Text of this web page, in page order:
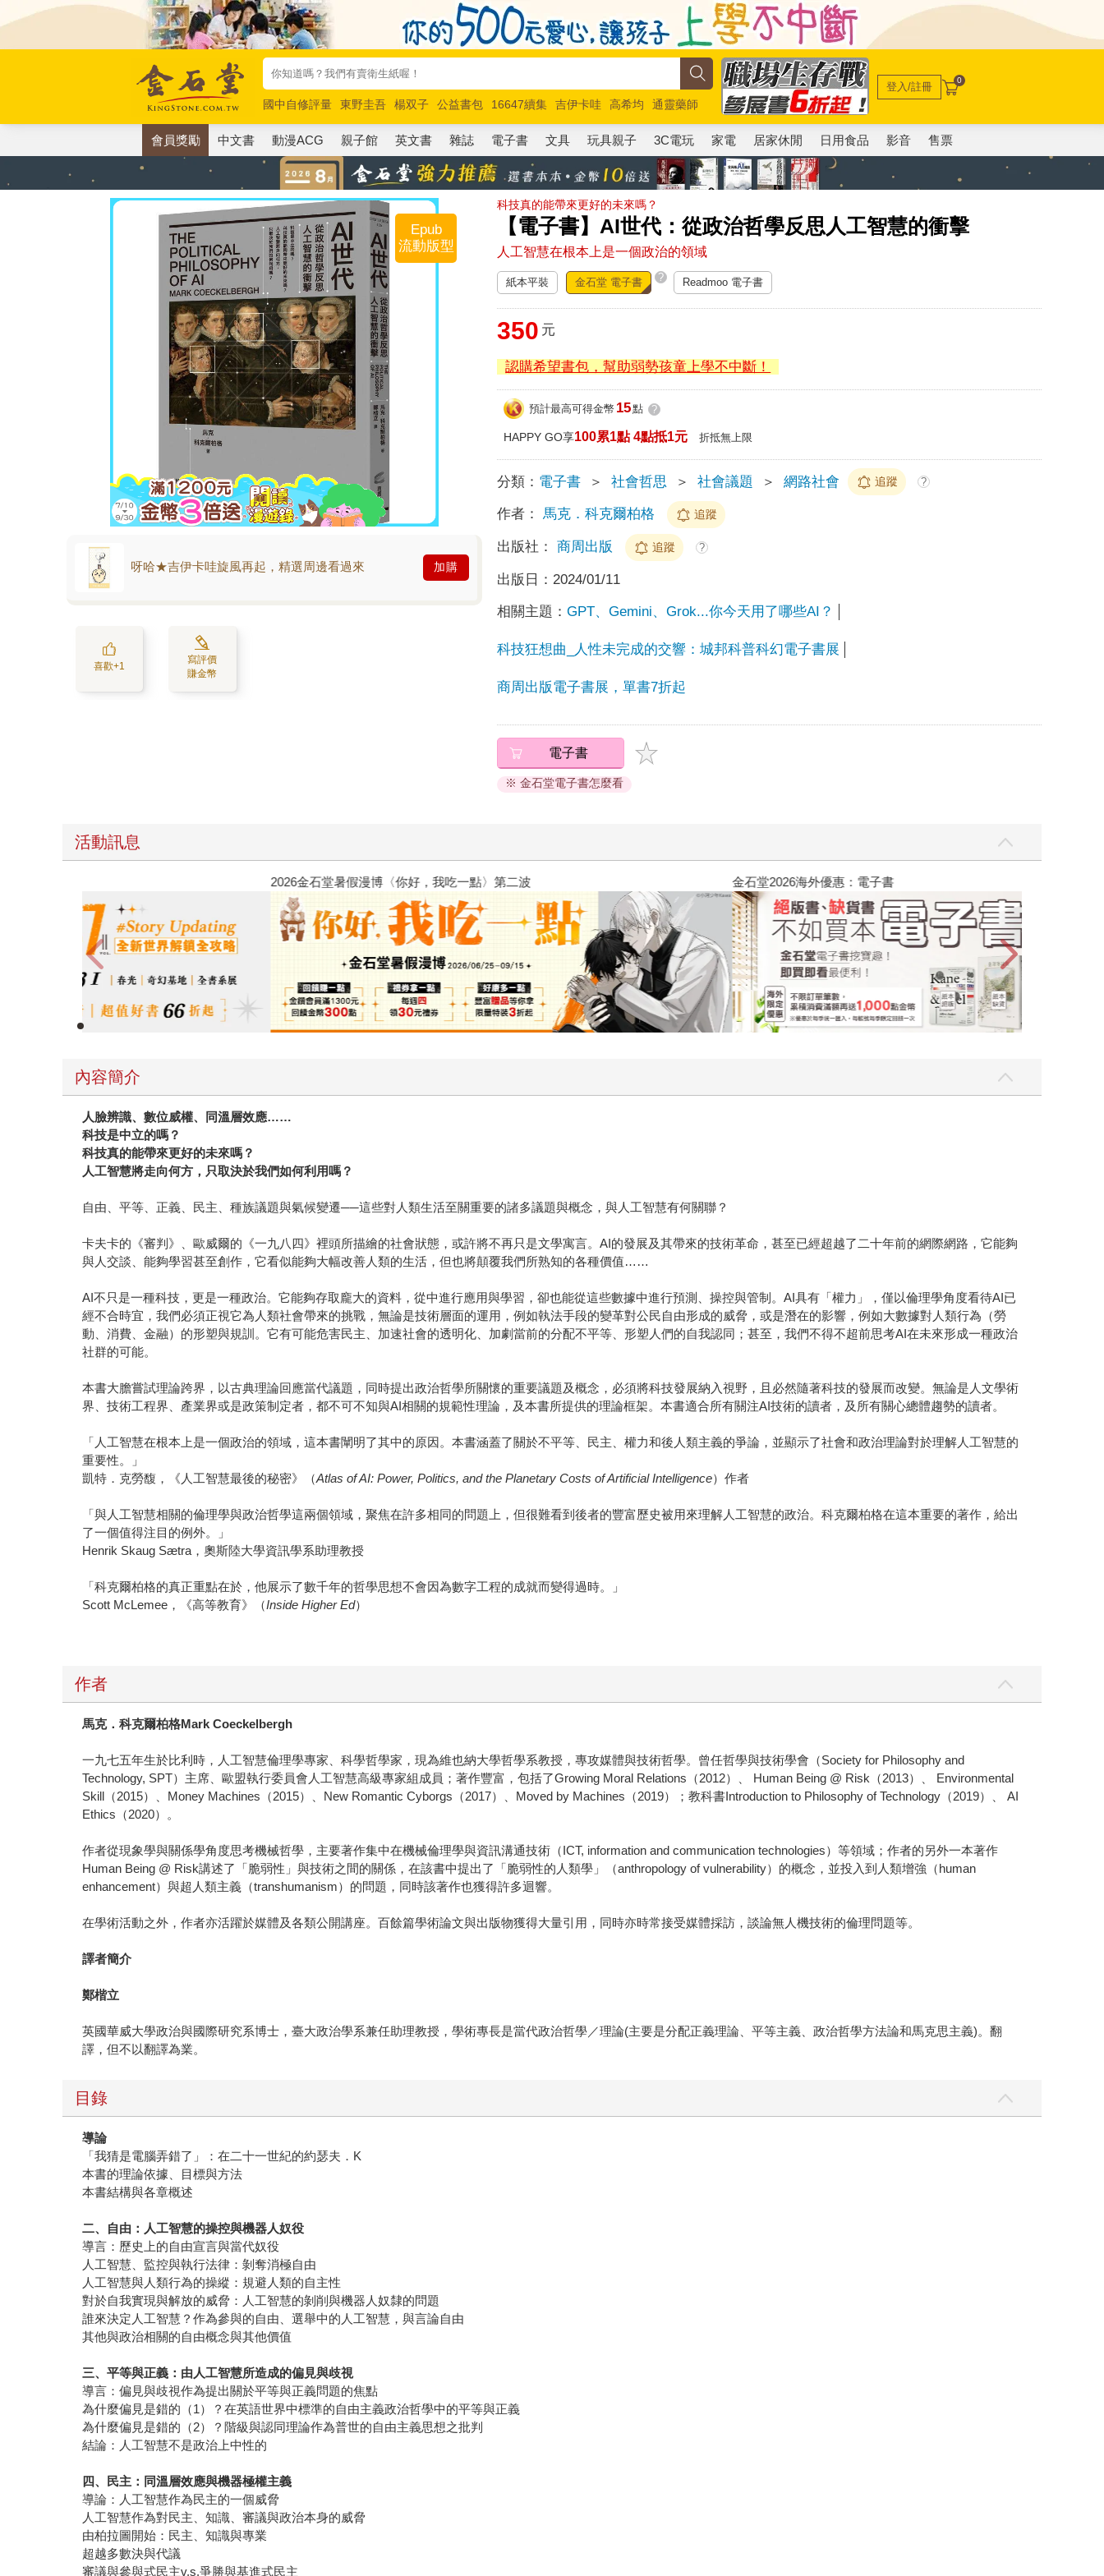
國中自修評量 東野圭吾 楊双子 公益書包 16647續集 吉伊卡哇 高希均
通靈藥師
唯紅花綻放
奧德賽 路邊攤新作 馬斯克 玩具總動員5 超慢跑
登入/註冊 0
會員獎勵 中文書 動漫ACG 親子館 英文書 雜誌 電子書 文具 玩具親子 3C電玩 家電 居家休閒 日用食品 影音 售票
科技真的能帶來更好的未來嗎？
【電子書】AI世代：從政治哲學反思人工智慧的衝擊
人工智慧在根本上是一個政治的領域
Epub
流動版型
呀哈★吉伊卡哇旋風再起，精選周邊看過來 加購
喜歡+1
寫評價
賺金幣
紙本平裝 金石堂 電子書 ? Readmoo 電子書
350 元
認購希望書包，幫助弱勢孩童上學不中斷！
預計最高可得金幣 15點 ?
HAPPY GO享100累1點 4點抵1元 折抵無上限
分類： 電子書 ＞ 社會哲思 ＞ 社會議題 ＞ 網路社會 追蹤 ?
作者： 馬克．科克爾柏格 追蹤
出版社： 商周出版 追蹤 ?
出版日： 2024/01/11
相關主題：GPT、Gemini、Grok...你今天用了哪些AI？
科技狂想曲_人性未完成的交響：城邦科普科幻電子書展
商周出版電子書展，單書7折起
電子書
※ 金石堂電子書怎麼看
活動訊息
2026金石堂暑假漫博〈你好，我吃一點〉第二波
內容簡介
人臉辨識、數位威權、同溫層效應……
科技是中立的嗎？
科技真的能帶來更好的未來嗎？
人工智慧將走向何方，只取決於我們如何利用嗎？
自由、平等、正義、民主、種族議題與氣候變遷──這些對人類生活至關重要的諸多議題與概念，與人工智慧有何關聯？
卡夫卡的《審判》、歐威爾的《一九八四》裡頭所描繪的社會狀態，或許將不再只是文學寓言。AI的發展及其帶來的技術革命，甚至已經超越了二十年前的網際網路，它能夠
與人交談、能夠學習甚至創作，它看似能夠大幅改善人類的生活，但也將顛覆我們所熟知的各種價值……
AI不只是一種科技，更是一種政治。它能夠存取龐大的資料，從中進行應用與學習，卻也能從這些數據中進行預測、操控與管制。AI具有「權力」，僅以倫理學角度看待AI已
經不合時宜，我們必須正視它為人類社會帶來的挑戰，無論是技術層面的運用，例如執法手段的變革對公民自由形成的威脅，或是潛在的影響，例如大數據對人類行為（勞
動、消費、金融）的形塑與規訓。它有可能危害民主、加速社會的透明化、加劇當前的分配不平等、形塑人們的自我認同；甚至，我們不得不超前思考AI在未來形成一種政治
社群的可能。
本書大膽嘗試理論跨界，以古典理論回應當代議題，同時提出政治哲學所關懷的重要議題及概念，必須將科技發展納入視野，且必然隨著科技的發展而改變。無論是人文學術
界、技術工程界、產業界或是政策制定者，都不可不知與AI相關的規範性理論，及本書所提供的理論框架。本書適合所有關注AI技術的讀者，及所有關心總體趨勢的讀者。
「人工智慧在根本上是一個政治的領域，這本書闡明了其中的原因。本書涵蓋了關於不平等、民主、權力和後人類主義的爭論，並顯示了社會和政治理論對於理解人工智慧的
重要性。」
凱特．克勞馥，《人工智慧最後的秘密》（Atlas of AI: Power, Politics, and the Planetary Costs of Artificial Intelligence）作者
「與人工智慧相關的倫理學與政治哲學這兩個領域，聚焦在許多相同的問題上，但很難看到後者的豐富歷史被用來理解人工智慧的政治。科克爾柏格在這本重要的著作，給出
了一個值得注目的例外。」
Henrik Skaug Sætra，奧斯陸大學資訊學系助理教授
「科克爾柏格的真正重點在於，他展示了數千年的哲學思想不會因為數字工程的成就而變得過時。」
Scott McLemee，《高等教育》（Inside Higher Ed）
作者
馬克．科克爾柏格Mark Coeckelbergh
一九七五年生於比利時，人工智慧倫理學專家、科學哲學家，現為維也納大學哲學系教授，專攻媒體與技術哲學。曾任哲學與技術學會（Society for Philosophy and
Technology, SPT）主席、歐盟執行委員會人工智慧高級專家組成員；著作豐富，包括了Growing Moral Relations（2012）、 Human Being @ Risk（2013）、 Environmental
Skill（2015）、Money Machines（2015）、New Romantic Cyborgs（2017）、Moved by Machines（2019）；教科書Introduction to Philosophy of Technology（2019）、 AI
Ethics（2020）。
作者從現象學與關係學角度思考機械哲學，主要著作集中在機械倫理學與資訊溝通技術（ICT, information and communication technologies）等領域；作者的另外一本著作
Human Being @ Risk講述了「脆弱性」與技術之間的關係，在該書中提出了「脆弱性的人類學」（anthropology of vulnerability）的概念，並投入到人類增強（human
enhancement）與超人類主義（transhumanism）的問題，同時該著作也獲得許多迴響。
在學術活動之外，作者亦活躍於媒體及各類公開講座。百餘篇學術論文與出版物獲得大量引用，同時亦時常接受媒體採訪，談論無人機技術的倫理問題等。
譯者簡介
鄭楷立
英國華威大學政治與國際研究系博士，臺大政治學系兼任助理教授，學術專長是當代政治哲學／理論(主要是分配正義理論、平等主義、政治哲學方法論和馬克思主義)。翻
譯，但不以翻譯為業。
目錄
導論
「我猜是電腦弄錯了」：在二十一世紀的約瑟夫．K
本書的理論依據、目標與方法
本書結構與各章概述
二、自由：人工智慧的操控與機器人奴役
導言：歷史上的自由宣言與當代奴役
人工智慧、監控與執行法律：剝奪消極自由
人工智慧與人類行為的操縱：規避人類的自主性
對於自我實現與解放的威脅：人工智慧的剝削與機器人奴隸的問題
誰來決定人工智慧？作為參與的自由、選舉中的人工智慧，與言論自由
其他與政治相關的自由概念與其他價值
三、平等與正義：由人工智慧所造成的偏見與歧視
導言：偏見與歧視作為提出關於平等與正義問題的焦點
為什麼偏見是錯的（1）？在英語世界中標準的自由主義政治哲學中的平等與正義
為什麼偏見是錯的（2）？階級與認同理論作為普世的自由主義思想之批判
結論：人工智慧不是政治上中性的
四、民主：同溫層效應與機器極權主義
導論：人工智慧作為民主的一個威脅
人工智慧作為對民主、知識、審議與政治本身的威脅
由柏拉圖開始：民主、知識與專業
超越多數決與代議
審議與參與式民主v.s.爭勝與基進式民主